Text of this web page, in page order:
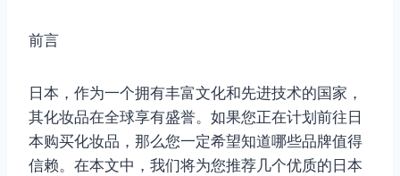
前言
日本，作为一个拥有丰富文化和先进技术的国家，
其化妆品在全球享有盛誉。如果您正在计划前往日
本购买化妆品，那么您一定希望知道哪些品牌值得
信赖。在本文中，我们将为您推荐几个优质的日本